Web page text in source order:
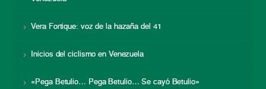
Vera Fortique: voz de la hazaña del 41
Inicios del ciclismo en Venezuela
«Pega Betulio… Pega Betulio… Se cayó Betulio»